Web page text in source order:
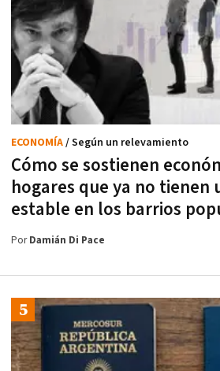
Cómo se sostienen
hogares que ya no tienen
estable en los barrios
ECONOMÍA/ Según un relevamiento
PorDamián Di Pace